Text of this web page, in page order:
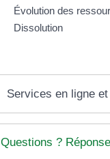
Évolution des
Dissolution
Services en ligne
Questions ?